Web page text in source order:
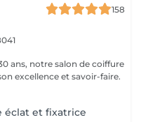
158
ans, notre salon de coiffure
excellence et savoir-faire.
éclat et fixatrice